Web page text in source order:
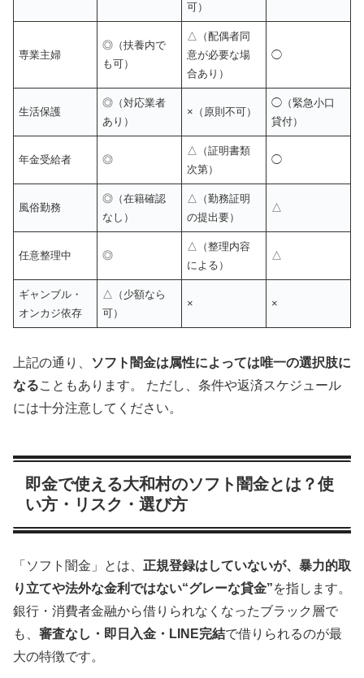
可）
専業主婦
◎（扶養内で
も可）
△（配偶者同
意が必要な場
合あり）
◯
生活保護
◎（対応業者
あり）
×（原則不可）
◯（緊急小口
貸付）
年金受給者 ◎
△（証明書類
次第）
◯
風俗勤務
◎（在籍確認
なし）
△（勤務証明
の提出要）
△
任意整理中 ◎
△（整理内容
による）
△
ギャンブル・
オンカジ依存
△（少額なら
可）
× ×
上記の通り、
ソフト闇金は属性によっては唯一の選択肢に
なることもあります。 ただし、条件や返済スケジュール
には十分注意してください。
即金で使える大和村のソフト闇金とは？使
い方・リスク・選び方
「ソフト闇金」とは、 正規登録はしていないが、暴力的取
り立てや法外な金利ではない“グレーな貸金”を指します。
銀行・消費者金融から借りられなくなったブラック層で
も、 審査なし・即日入金・LINE完結で借りられるのが最
大の特徴です。